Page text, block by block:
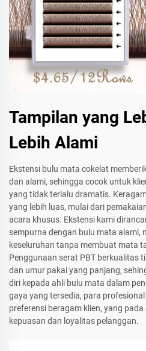
Tampilan yang
Lebih Alami
Ekstensi bulu mata cokelat
dan alami, sehingga cocok untuk
yang tidak terlalu dramatis.
yang lebih luas, mulai dari
acara khusus. Ekstensi kami
sempurna dengan bulu mata alami,
keseluruhan tanpa membuat mata
Penggunaan serat PBT berkualitas
dan umur pakai yang panjang,
diri kepada ahli bulu mata dalam
gaya yang tersedia, para
preferensi beragam klien, yang
kepuasan dan loyalitas pelanggan.